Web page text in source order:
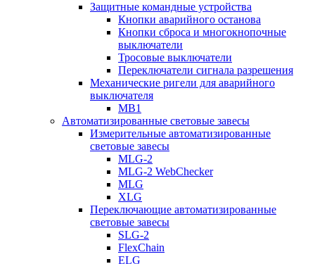
Защитные командные устройства
Кнопки аварийного останова
Кнопки сброса и многокнопочные
выключатели
Тросовые выключатели
Переключатели сигнала разрешения
Механические ригели для аварийного
выключателя
MB1
Автоматизированные световые завесы
Измерительные автоматизированные
световые завесы
MLG-2
MLG-2 WebChecker
MLG
XLG
Переключающие автоматизированные
световые завесы
SLG-2
FlexChain
ELG